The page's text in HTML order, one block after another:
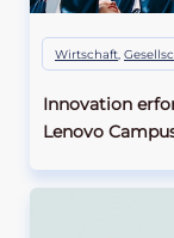
Wirtschaft,
Innovation
Lenovo